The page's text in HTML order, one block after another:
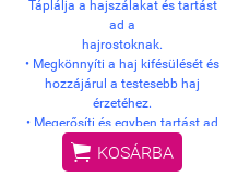
Táplálja a hajszálakat és tartást
ad a
hajrostoknak.
• Megkönnyíti a haj kifésülését és
hozzájárul a testesebb haj
érzetéhez.
• Megerősíti és egyben tartást ad
hajrostoknak, illetve segít
 KOSÁRBA